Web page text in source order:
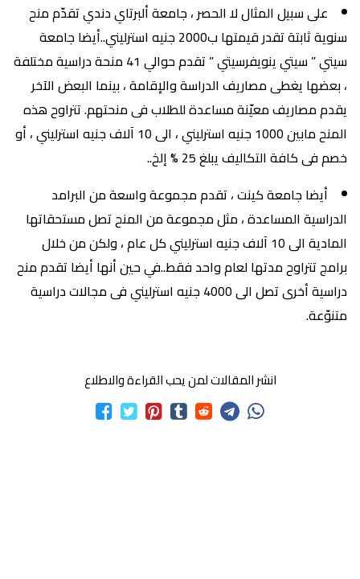
على سبيل المثال لا الحصر ، جامعة ألبرتاي دندي تقدّم منح
سنوية ثابتة تقدر قيمتها ب2000 جنيه استرليني..أيضا جامعة
سيتي ” سيتي ينويفرسيتي ” تقدم حوالي 41 منحة دراسية مختلفة
، بعضها يغطى مصاريف الدراسة والإقامة ، بينما البعض الآخر
يقدم مصاريف معيّنة مساعدة للطلاب فى منحتهم. تتراوح هذه
المنح مابين 1000 جنيه استرليني ، الى 10 آلاف جنيه استرليني ، أو
خصم فى كافة التكاليف يبلغ 25 % إلخ..
أيضا جامعة كينت ، تقدم مجموعة واسعة من البرامد
الدراسية المساعدة ، مثل مجموعة من المنح تصل مستحقاتها
المادية الى 10 آلاف جنيه استرليني كل عام ، ولكن من خلال
برامج تتراوح مدتها لعام واحد فقط..في حين أنها أيضا تقدم منح
دراسية أخرى تصل الى 4000 جنيه استرليني فى مجالات دراسية
متنوّعة.
انشر المقالات لمن يحب القراءة والاطلاع